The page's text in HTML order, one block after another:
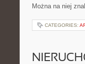
Można na niej
CATEGORIES: